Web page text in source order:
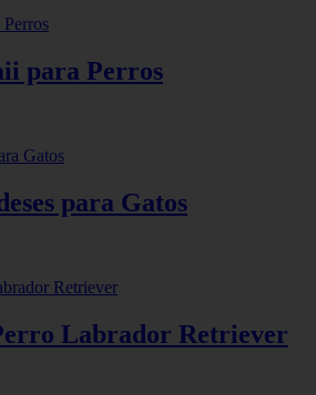
para Perros
para Gatos
Labrador Retriever